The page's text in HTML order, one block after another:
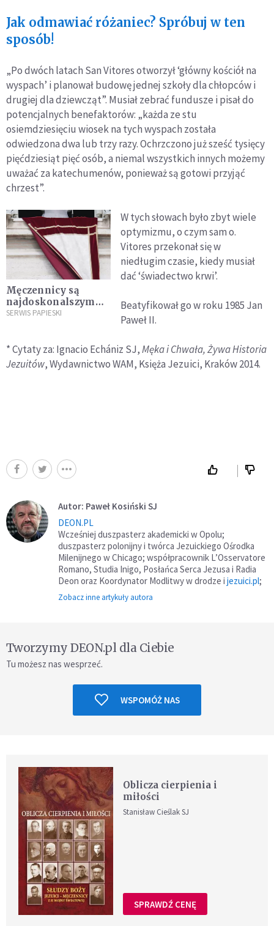
Jak odmawiać różaniec? Spróbuj w ten
sposób!
„Po dwóch latach San Vitores otworzył ‘główny kościół na
wyspach’ i planował budowę jednej szkoły dla chłopców i
drugiej dla dziewcząt”. Musiał zebrać fundusze i pisał do
potencjalnych benefaktorów: „każda ze stu
osiemdziesięciu wiosek na tych wyspach została
odwiedzona dwa lub trzy razy. Ochrzczono już sześć tysięcy
pięćdziesiąt pięć osób, a niemal wszystkich innych możemy
uważać za katechumenów, ponieważ są gotowi przyjąć
chrzest”.
Męczennicy są
najdoskonalszym
przykładem utraty
SERWIS PAPIESKI
W tych słowach było zbyt wiele
optymizmu, o czym sam o.
Vitores przekonał się w
niedługim czasie, kiedy musiał
dać ‘świadectwo krwi’.
Beatyfikował go w roku 1985 Jan
Paweł II.
* Cytaty za: Ignacio Echániz SJ,Męka i Chwała, Żywa Historia
Jezuitów, Wydawnictwo WAM, Księża Jezuici, Kraków 2014.
Autor: Paweł Kosiński SJ
DEON.PL
Wcześniej duszpasterz akademicki w Opolu;
duszpasterz polonijny i twórca Jezuickiego Ośrodka
Milenijnego w Chicago; współpracownik L’Osservatore
Romano, Studia Inigo, Posłańca Serca Jezusa i Radia
Deon oraz Koordynator Modlitwy w drodze i jezuici.pl;
Zobacz inne artykuły autora
Tworzymy DEON.pl dla Ciebie
Tu możesz nas wesprzeć.
WSPOMÓŻ NAS
Oblicza cierpienia i
miłości
Stanisław Cieślak SJ
SPRAWDŹ CENĘ